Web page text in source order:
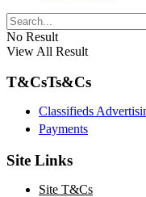
No Result
View All Result
T&CsTs&Cs
Classifieds
Payments
Site Links
Site T&Cs